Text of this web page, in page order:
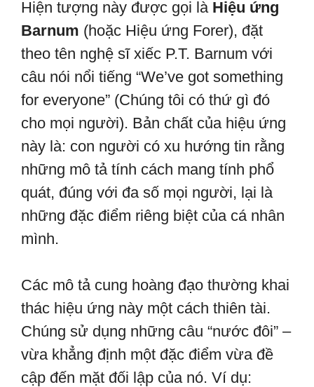
Hiện tượng này được gọi là Hiệu ứng
Barnum (hoặc Hiệu ứng Forer), đặt
theo tên nghệ sĩ xiếc P.T. Barnum với
câu nói nổi tiếng “We’ve got something
for everyone” (Chúng tôi có thứ gì đó
cho mọi người). Bản chất của hiệu ứng
này là: con người có xu hướng tin rằng
những mô tả tính cách mang tính phổ
quát, đúng với đa số mọi người, lại là
những đặc điểm riêng biệt của cá nhân
mình.
Các mô tả cung hoàng đạo thường khai
thác hiệu ứng này một cách thiên tài.
Chúng sử dụng những câu “nước đôi” –
vừa khẳng định một đặc điểm vừa đề
cập đến mặt đối lập của nó. Ví dụ: